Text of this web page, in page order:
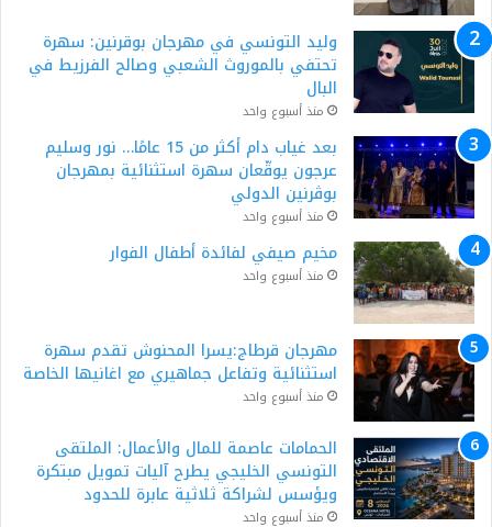
وليد التونسي في مهرجان بوقرنين: سهرة
تحتفي بالموروث الشعبي وصالح الفرزيط في
البال
منذ أسبوع واحد
بعد غياب دام أكثر من 15 عامًا… نور وسليم
عرجون يوقّعان سهرة استثنائية بمهرجان
بوڨرنين الدولي
منذ أسبوع واحد
مخيم صيفي لفائدة أطفال الفوار
منذ أسبوع واحد
مهرجان قرطاج:يسرا المحنوش تقدم سهرة
استثنائية وتفاعل جماهيري مع اغانيها الخاصة
منذ أسبوع واحد
الحمامات عاصمة للمال والأعمال: الملتقى
التونسي الخليجي يطرح آليات تمويل مبتكرة
ويؤسس لشراكة ثلاثية عابرة للحدود
منذ أسبوع واحد